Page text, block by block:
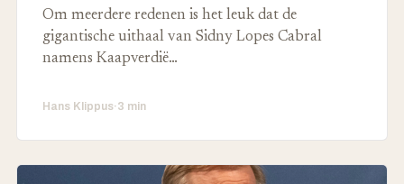
Om meerdere redenen is het leuk dat de
gigantische uithaal van Sidny Lopes Cabral
namens Kaapverdië…
Hans Klippus·3 min